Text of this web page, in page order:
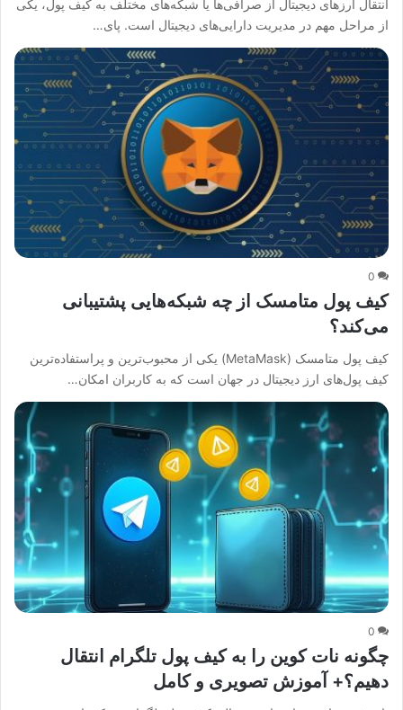
انتقال ارزهای دیجیتال از صرافی‌ها یا شبکه‌های مختلف به کیف پول، یکی
از مراحل مهم در مدیریت دارایی‌های دیجیتال است. پای…
0
کیف پول متامسک از چه شبکه‌هایی پشتیبانی
می‌کند؟
کیف پول متامسک (MetaMask) یکی از محبوب‌ترین و پراستفاده‌ترین
کیف پول‌های ارز دیجیتال در جهان است که به کاربران امکان…
0
چگونه نات کوین را به کیف پول تلگرام انتقال
دهیم؟+ آموزش تصویری و کامل